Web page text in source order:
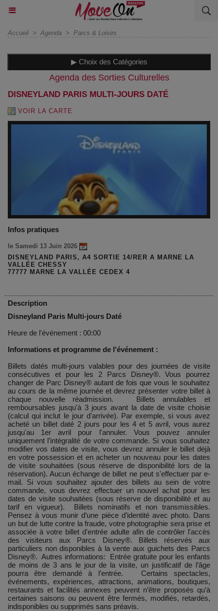
Accueil > Agenda > Parcs & Loisirs
▶ Choix des Catégories
Agenda des Sorties Culturelles
DISNEYLAND PARIS MULTI-JOURS DATÉ
VOIR LA CARTE
Infos pratiques
le Samedi 13 Juin 2026
DISNEYLAND PARIS, A4 SORTIE 14/RER A MARNE LA
VALLÉE CHESSY
77777 MARNE LA VALLÉE CEDEX 4
Description
Disneyland Paris Multi-jours Daté
Heure de l'événement : 00:00
Informations et programme de l'événement :
Billets datés multi-jours valables pour des journées de visite
consécutives et pour les 2 Parcs Disney®. Vous pourrez
changer de Parc Disney® autant de fois que vous le souhaitez
au cours de la même journée et devrez présenter votre billet à
chaque nouvelle réadmission. Billets annulables et
remboursables jusqu'à 3 jours avant la date de visite choisie
(calcul qui inclut le jour d'arrivée). Par exemple, si vous avez
acheté un billet daté 2 jours pour les 4 et 5 avril, vous aurez
jusqu'au 1er avril pour l'annuler. Vous pouvez annuler
uniquement l’intégralité de votre commande. Si vous souhaitez
modifier vos dates de visite, vous devrez annuler le billet déjà
en votre possession et en acheter un nouveau pour les dates
de visite souhaitées (sous réserve de disponibilité lors de la
réservation). Aucun échange de billet ne peut s'effectuer par e-
mail. Si vous souhaitez ajouter des billets au sein de votre
commande, vous devrez effectuer un nouvel achat pour les
dates de visite souhaitées (sous réserve de disponibilité et au
tarif en vigueur). Billets nominatifs et non transmissibles.
Pensez à vous munir d’une pièce d’identité avec photo. Dans
un but de lutte contre la fraude, votre photographie sera prise et
associée à votre billet d'entrée adulte afin de contrôler l'accès
des visiteurs aux Parcs Disney®. Billets réservés aux
particuliers non disponibles à la vente aux guichets des Parcs
Disney®. Autres informations: Entrée gratuite pour les enfants
de moins de 3 ans le jour de la visite, un justificatif de l’âge
pourra être demandé à l’entrée. Certains spectacles,
événements, expériences, attractions, animations, boutiques,
restaurants et facilités annexes peuvent n’être proposés qu’à
certaines saisons ou peuvent être fermés, modifiés, retardés,
indisponibles ou supprimés sans préavis.